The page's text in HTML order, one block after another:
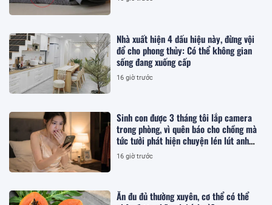
Nhà xuất hiện 4 dấu hiệu này, đừng vội
đổ cho phong thủy: Có thể không gian
sống đang xuống cấp
16 giờ trước
Sinh con được 3 tháng tôi lắp camera
trong phòng, vì quên báo cho chồng mà
tức tưởi phát hiện chuyện lén lút anh
làm
16 giờ trước
Ăn đu đủ thường xuyên, cơ thể có thể